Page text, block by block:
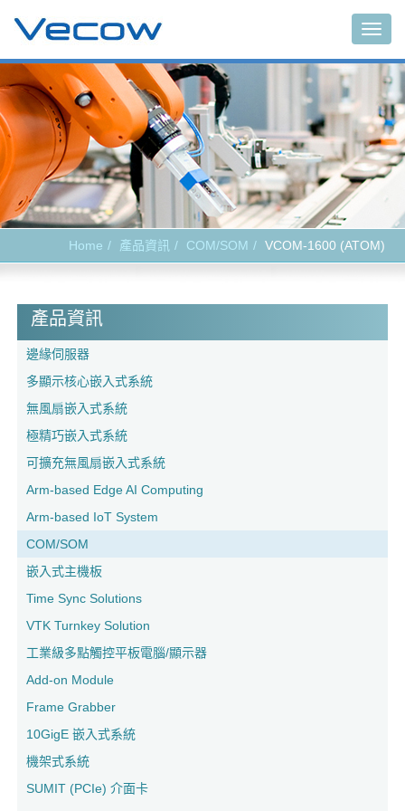
Home 產品資訊 COM/SOM VCOM-1600 (ATOM)
產品資訊
邊緣伺服器
多顯示核心嵌入式系統
無風扇嵌入式系統
極精巧嵌入式系統
可擴充無風扇嵌入式系統
Arm-based Edge AI Computing
Arm-based IoT System
COM/SOM
嵌入式主機板
Time Sync Solutions
VTK Turnkey Solution
工業級多點觸控平板電腦/顯示器
Add-on Module
Frame Grabber
10GigE 嵌入式系統
機架式系統
SUMIT (PCIe) 介面卡